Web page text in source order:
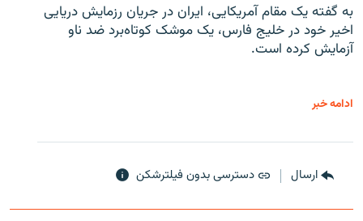
به گفته یک مقام آمریکایی، ایران در جریان رزمایش دریایی
اخیر خود در خلیج فارس، یک موشک کوتاه‌برد ضد ناو
آزمایش کرده است.
ادامه خبر
ارسال دسترسی بدون فیلترشکن